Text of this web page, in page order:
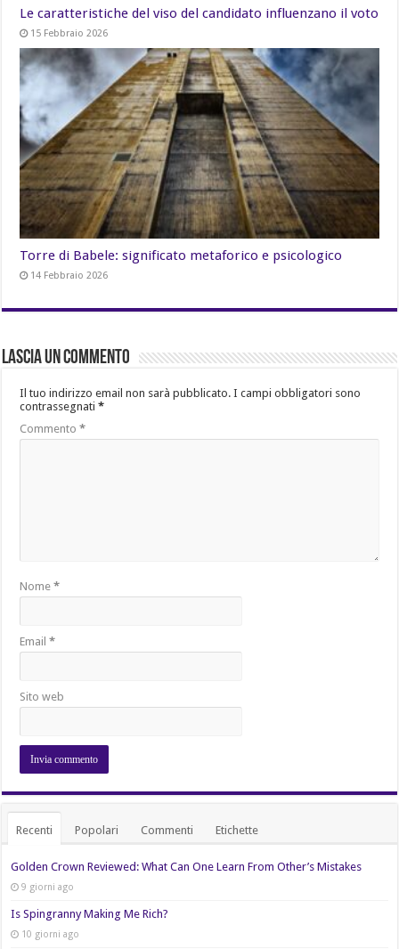
Le caratteristiche del viso del candidato influenzano il voto
15 Febbraio 2026
Torre di Babele: significato metaforico e psicologico
14 Febbraio 2026
Lascia un commento
Il tuo indirizzo email non sarà pubblicato. I campi obbligatori sono
contrassegnati*
Commento*
Nome*
Email*
Sito web
Recenti Popolari Commenti Etichette
Golden Crown Reviewed: What Can One Learn From Other’s Mistakes
9 giorni ago
Is Spingranny Making Me Rich?
10 giorni ago